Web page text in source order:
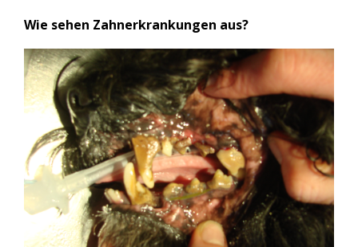
Wie sehen Zahnerkrankungen aus?